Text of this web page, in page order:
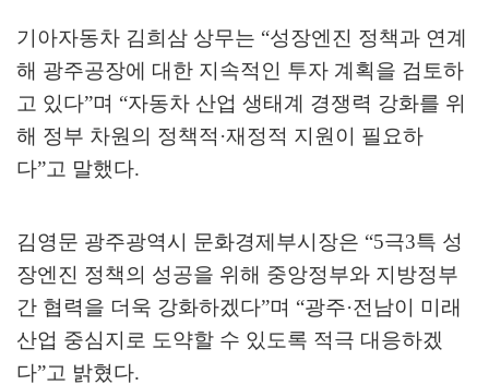
기아자동차 김희삼 상무는 “성장엔진 정책과 연계
해 광주공장에 대한 지속적인 투자 계획을 검토하
고 있다”며 “자동차 산업 생태계 경쟁력 강화를 위
해 정부 차원의 정책적 ·재정적 지원이 필요하
다”고 말했다.
김영문 광주광역시 문화경제부시장은 “5극3특 성
장엔진 정책의 성공을 위해 중앙정부와 지방정부
간 협력을 더욱 강화하겠다”며 “광주·전남이 미래
산업 중심지로 도약할 수 있도록 적극 대응하겠
다”고 밝혔다.